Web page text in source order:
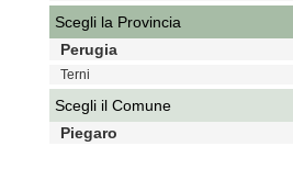
Scegli la Provincia
Perugia
Terni
Scegli il Comune
Piegaro